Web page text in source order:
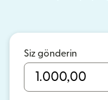
Siz gönderin